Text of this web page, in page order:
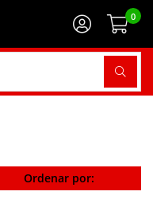
0
Ordenar por: